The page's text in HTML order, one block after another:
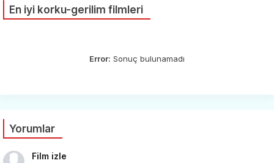
En iyi korku-gerilim filmleri
Error: Sonuç bulunamadı
Yorumlar
Film izle